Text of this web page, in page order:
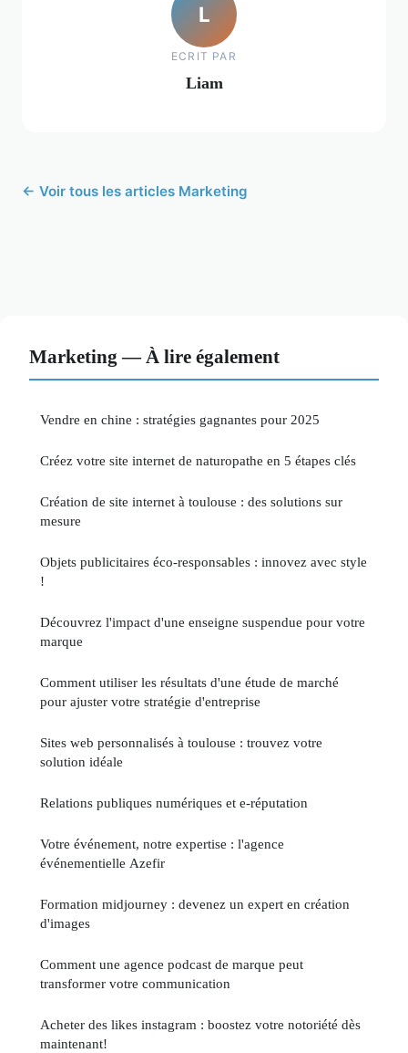
L
ECRIT PAR
Liam
← Voir tous les articles Marketing
Marketing — À lire également
Vendre en chine : stratégies gagnantes pour 2025
Créez votre site internet de naturopathe en 5 étapes clés
Création de site internet à toulouse : des solutions sur
mesure
Objets publicitaires éco-responsables : innovez avec style
!
Découvrez l'impact d'une enseigne suspendue pour votre
marque
Comment utiliser les résultats d'une étude de marché
pour ajuster votre stratégie d'entreprise
Sites web personnalisés à toulouse : trouvez votre
solution idéale
Relations publiques numériques et e-réputation
Votre événement, notre expertise : l'agence
événementielle Azefir
Formation midjourney : devenez un expert en création
d'images
Comment une agence podcast de marque peut
transformer votre communication
Acheter des likes instagram : boostez votre notoriété dès
maintenant!